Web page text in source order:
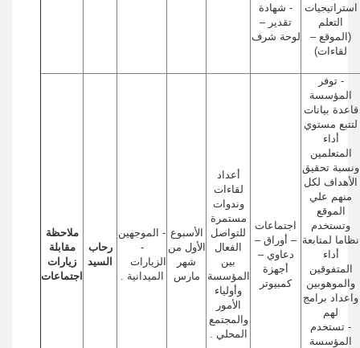
استراتيجيات
التعلم
(الموقع –
لقاءات)
- شهادة
تقدير –
لوحة شرف
- توفر
المؤسسة
قاعدة بيانات
لتتبع مستوي
أداء
المتعلمين
ونسبة تحقيق
الأهداف لكل
منهم علي
الموقع
وتستخدم
نظاما لمتابعة
أداء
المتفوقين
والموهوبين
واعداد برامج
لهم
- تستخدم
المؤسسة
اجتماعات
– أوراق –
دعاوي –
أجهزة
كمبيوتر
أعداد
لقاءات
وندوات
مستمرة
للتواصل
الفعال
بين
المؤسسة
وأولياء
الأمور
والمجتمع
المحلي .
الأسبوع
الأول من
شهر
مارس
- الموجهين
-
الزيارات
الميدانية .
رحاب
السيد
ملاحظة
مقابلة
زيارات
اجتماعات